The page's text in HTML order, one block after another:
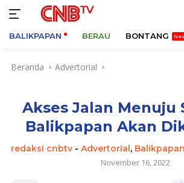
BALIKPAPAN BERAU BONTANG
Beranda Advertorial
Akses Jalan Menuju
Balikpapan Akan
redaksi cnbtv- Advertorial, Balikpapan
November 16, 2022